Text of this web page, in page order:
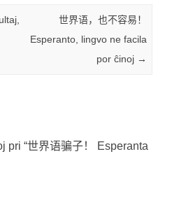
世界语，也不容易！
Esperanto, lingvo ne facila
por ĉinoj →
pri “世界语骗子！ Esperanta